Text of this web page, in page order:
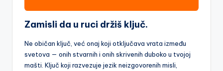
Zamisli da u ruci držiš ključ.
Ne običan ključ, već onaj koji otključava vrata između
svetova — onih stvarnih i onih skrivenih duboko u tvojoj
mašti. Ključ koji razvezuje jezik neizgovorenih misli,